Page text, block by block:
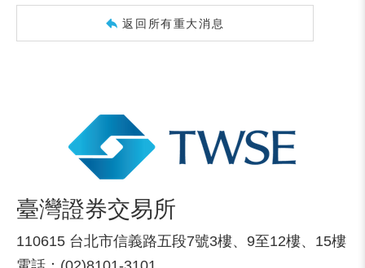
返回所有重大消息
臺灣證券交易所
110615 台北市信義路五段7號3樓、9至12樓、15樓